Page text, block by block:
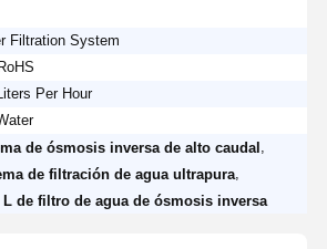
Filtration System
Per Hour
de ósmosis inversa de alto caudal
de filtración de agua ultrapura
L de filtro de agua de ósmosis inversa